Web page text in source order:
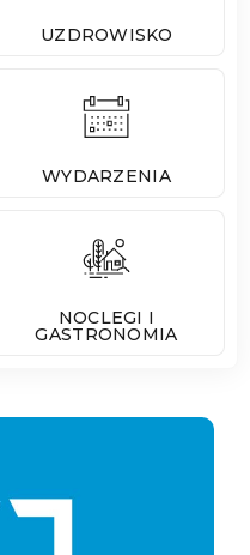
UZDROWISKO
WYDARZENIA
NOCLEGI I
GASTRONOMIA